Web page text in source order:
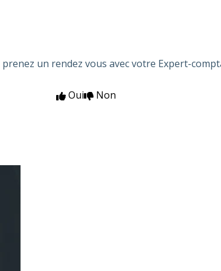
prenez un rendez vous avec votre Expert-
Oui
Non